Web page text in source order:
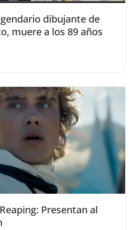
dibujante de
muere a los 89 años
Presentan al